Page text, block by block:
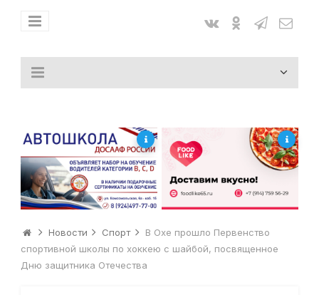
Новости Спорт
В Охе прошло Первенство
спортивной школы по хоккею с шайбой, посвященное
Дню защитника Отечества